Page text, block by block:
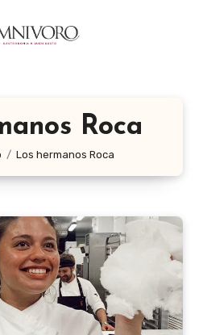
Roca
Los hermanos Roca